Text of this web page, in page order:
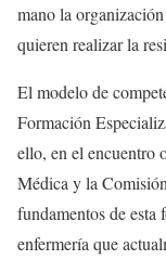
mano la
quieren realizar la
El modelo de
Formación
ello, en el encuentro
Médica y la
fundamentos de esta
enfermería que